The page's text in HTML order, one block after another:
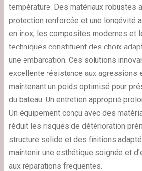
température. Des matériaux robustes
protection renforcée et une longévité
en inox, les composites modernes et
techniques constituent des choix
une embarcation. Ces solutions
excellente résistance aux agressions
maintenant un poids optimisé pour
du bateau. Un entretien approprié
Un équipement conçu avec des
réduit les risques de détérioration
structure solide et des finitions
maintenir une esthétique soignée et
aux réparations fréquentes.